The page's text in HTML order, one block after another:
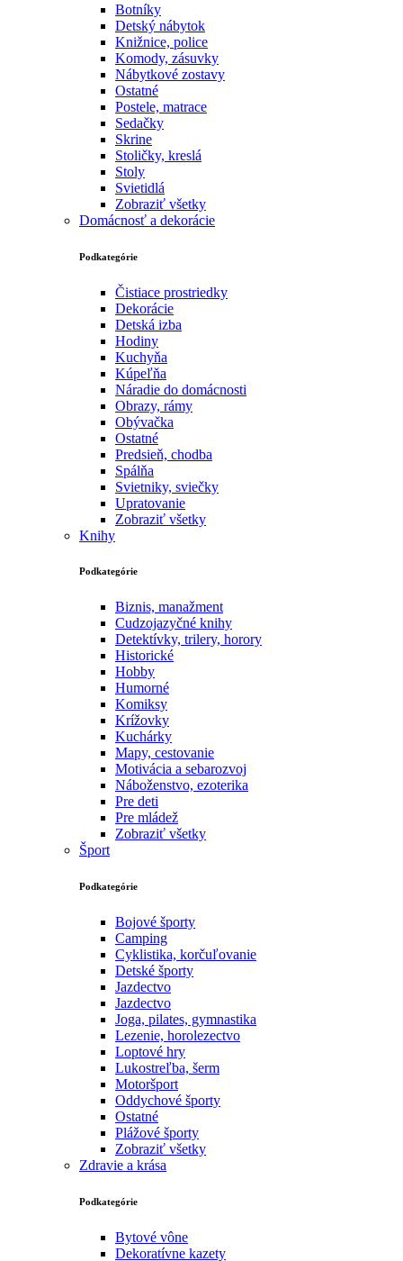
Botníky
Detský nábytok
Knižnice, police
Komody, zásuvky
Nábytkové zostavy
Ostatné
Postele, matrace
Sedačky
Skrine
Stoličky, kreslá
Stoly
Svietidlá
Zobraziť všetky
Domácnosť a dekorácie
Podkategórie
Čistiace prostriedky
Dekorácie
Detská izba
Hodiny
Kuchyňa
Kúpeľňa
Náradie do domácnosti
Obrazy, rámy
Obývačka
Ostatné
Predsieň, chodba
Spálňa
Svietniky, sviečky
Upratovanie
Zobraziť všetky
Knihy
Podkategórie
Biznis, manažment
Cudzojazyčné knihy
Detektívky, trilery, horory
Historické
Hobby
Humorné
Komiksy
Krížovky
Kuchárky
Mapy, cestovanie
Motivácia a sebarozvoj
Náboženstvo, ezoterika
Pre deti
Pre mládež
Zobraziť všetky
Šport
Podkategórie
Bojové športy
Camping
Cyklistika, korčuľovanie
Detské športy
Jazdectvo
Jazdectvo
Joga, pilates, gymnastika
Lezenie, horolezectvo
Loptové hry
Lukostreľba, šerm
Motoršport‎
Oddychové športy
Ostatné
Plážové športy
Zobraziť všetky
Zdravie a krása
Podkategórie
Bytové vône
Dekoratívne kazety